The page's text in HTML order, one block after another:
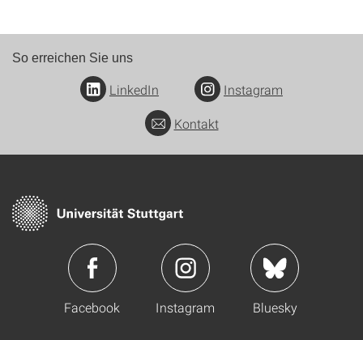
So erreichen Sie uns
LinkedIn
Instagram
Kontakt
Facebook Instagram Bluesky